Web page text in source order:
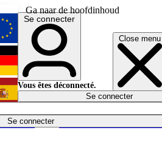
Ga naar de hoofdinhoud
Close menu
Se connecter
Économie
English
Deutsch
Español
Se connecter
Vous êtes déconnecté.
Se connecter